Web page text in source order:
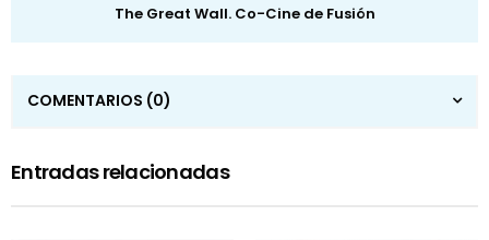
The Great Wall. Co-Cine de Fusión
COMENTARIOS (0)
Entradas relacionadas